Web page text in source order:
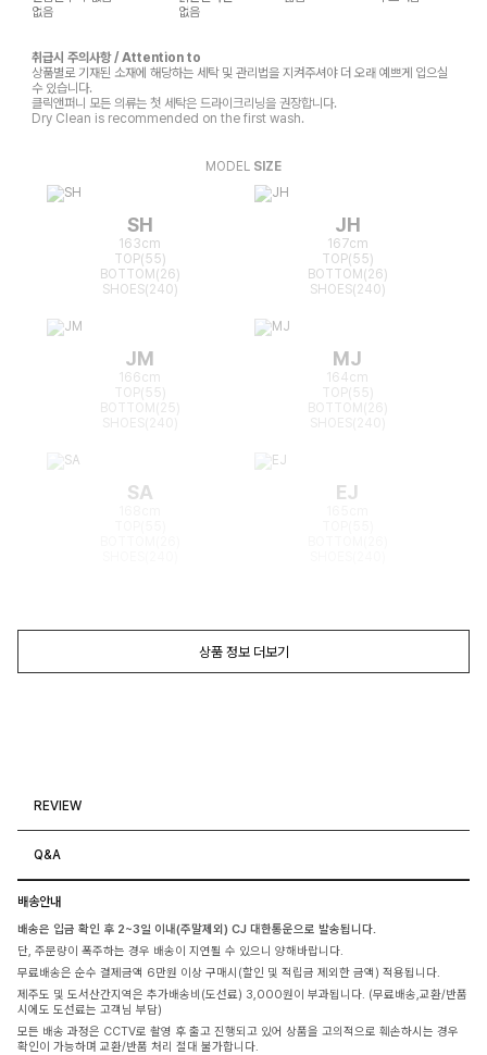
없음
없음
취급시 주의사항 / Attention to
상품별로 기재된 소재에 해당하는 세탁 및 관리법을 지켜주셔야 더 오래 예쁘게 입으실
수 있습니다.
클릭앤퍼니 모든 의류는 첫 세탁은 드라이크리닝을 권장합니다.
Dry Clean is recommended on the first wash.
MODEL SIZE
SH
163cm
TOP(55)
BOTTOM(26)
SHOES(240)
JH
167cm
TOP(55)
BOTTOM(26)
SHOES(240)
JM
166cm
TOP(55)
BOTTOM(25)
MJ
164cm
TOP(55)
BOTTOM(26)
SA EJ
상품 정보 더보기
REVIEW
Q&A
배송안내
배송은 입금 확인 후 2~3일 이내(주말제외) CJ 대한통운으로 발송됩니다.
단, 주문량이 폭주하는 경우 배송이 지연될 수 있으니 양해바랍니다.
무료배송은 순수 결제금액 6만원 이상 구매시(할인 및 적립금 제외한 금액) 적용됩니다.
제주도 및 도서산간지역은 추가배송비(도선료) 3,000원이 부과됩니다. (무료배송,교환/반품
시에도 도선료는 고객님 부담)
모든 배송 과정은 CCTV로 촬영 후 출고 진행되고 있어 상품을 고의적으로 훼손하시는 경우
확인이 가능하며 교환/반품 처리 절대 불가합니다.